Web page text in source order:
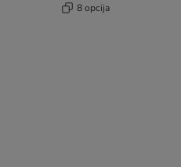
8 opcija